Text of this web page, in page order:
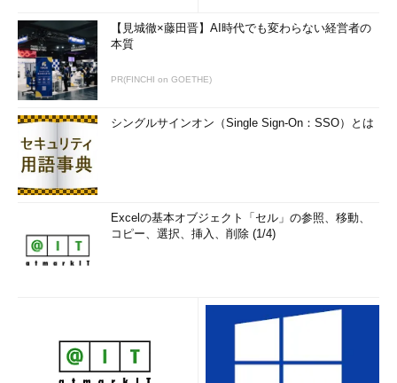
【見城徹×藤田晋】AI時代でも変わらない経営者の
本質
PR(FINCHI on GOETHE)
シングルサインオン（Single Sign-On：SSO）とは
Excelの基本オブジェクト「セル」の参照、移動、
コピー、選択、挿入、削除 (1/4)